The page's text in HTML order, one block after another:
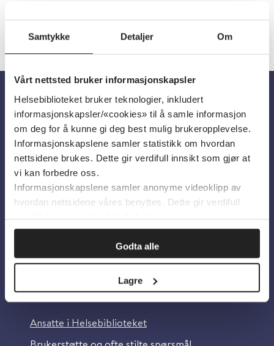
Samtykke Detaljer Om
Vårt nettsted bruker informasjonskapsler
Helsebiblioteket bruker teknologier, inkludert
informasjonskapsler/«cookies» til å samle informasjon
om deg for å kunne gi deg best mulig brukeropplevelse.
Informasjonskapslene samler statistikk om hvordan
nettsidene brukes. Dette gir verdifull innsikt som gjør at
vi kan forbedre oss.
Informasjonskapslene samler anonyme videoklipp av
hvordan nettsidene våres benyttes. Dette gir verdifull
innsikt som gjør at vi kan forbedre oss.
Godta alle
Lagre
Om oss
Om Helsebiblioteket
Personvern og informasjonskapsler
Tilgjengelighetserklæring
Information in English
Ansatte i Helsebiblioteket